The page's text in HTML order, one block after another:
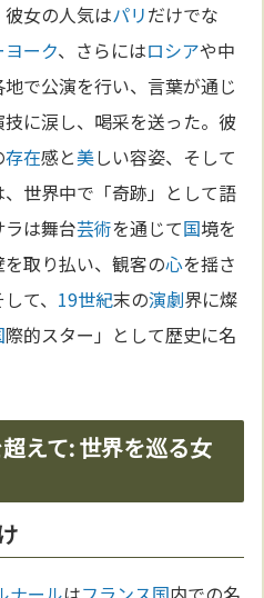
彼女の人気はパリだけでな
ーク、さらにはロシアや中
で公演を行い、言葉が通じ
に涙し、喝采を送った。彼
存在感と美しい容姿、そして
、世界中で「奇跡」として語
ラは舞台芸術を通じて国境を
取り払い、観客の心を揺さ
て、 19世紀末の演劇界に燦
際的スター」として歴史に名
えて: 世界を巡る女